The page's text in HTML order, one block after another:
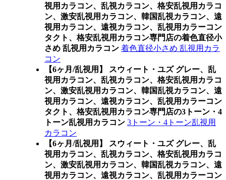
視用カラコン、乱視カラコン、格安乱視用カラコ
ン、激安乱視用カラコン、韓国乱視カラコン、遠
視用カラコン、遠視カラコン、乱視用カラーコン
タクト、格安乱視用カラコン専門店の着色直径小
さめ 乱視用カラコン 着色直径小さめ 乱視用カラ
コン
【6ヶ月/乱視用】 スウィート・ユズ グレー、乱
視用カラコン、乱視カラコン、格安乱視用カラコ
ン、激安乱視用カラコン、韓国乱視カラコン、遠
視用カラコン、遠視カラコン、乱視用カラーコン
タクト、格安乱視用カラコン専門店の3トーン・4
トーン乱視用カラコン 3トーン・4トーン乱視用
カラコン
【6ヶ月/乱視用】 スウィート・ユズ グレー、乱
視用カラコン、乱視カラコン、格安乱視用カラコ
ン、激安乱視用カラコン、韓国乱視カラコン、遠
視用カラコン、遠視カラコン、乱視用カラーコン